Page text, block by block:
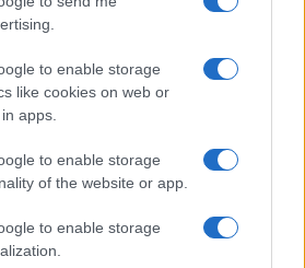
to enable storage
like cookies on web or
apps.
to enable storage
of the website or app.
to enable storage